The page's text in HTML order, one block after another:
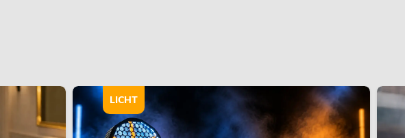
LICHT